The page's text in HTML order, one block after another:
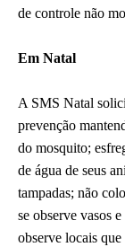
de controle não
Em Natal
A SMS Natal
prevenção
do mosquito;
de água de seus
tampadas; não
se observe vasos
observe locais